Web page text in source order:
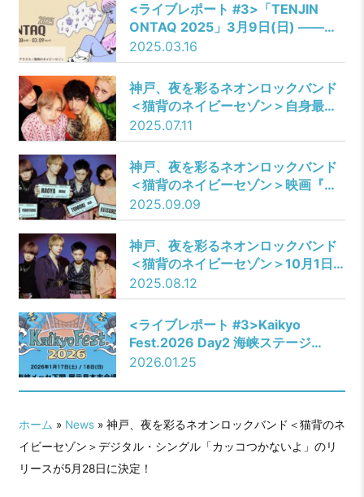
<ライブレポート #3>「TENJIN
ONTAQ 2025」3月9日(日) ――三
四少女／ドラマチックアラスカ／猫
背のネイビーセゾン／Chimothy→
／Bocchi／RED in BLUE
2025.03.16
神戸、夜を彩るネオンロックバンド
＜猫背のネイビーセゾン＞自身最大
規模の【GLEMLiNS TOUR】 (読み:
グリムリン ツアー)開催。ファイナ
ルは初の大阪BIGCATワンマン！
2025.07.11
神戸、夜を彩るネオンロックバンド
＜猫背のネイビーセゾン＞映画『バ
ッコン！』、バンド初の主題歌
「MONOTARINAI」が本日配信スタ
ート＆MV公開！
2025.09.09
神戸、夜を彩るネオンロックバンド
＜猫背のネイビーセゾン＞10月1日
リリースの3rdミニ・アルバム『ICE
GLEAM』（読み：アイスグリーム）
アルバム詳細発表！
2025.08.12
<ライブレポート #3>Kaikyo
Fest.2026 Day2 海峡ステージ
――SideWays／炙りなタウン／猫
yonige／レトロリロン／Hump
2026.01.25
ホーム » News» 神戸、夜を彩るネオンロックバンド＜猫背のネ
イビーセゾン＞デジタル・シングル「カッコつかないよ」のリ
リースが5月28日に決定！